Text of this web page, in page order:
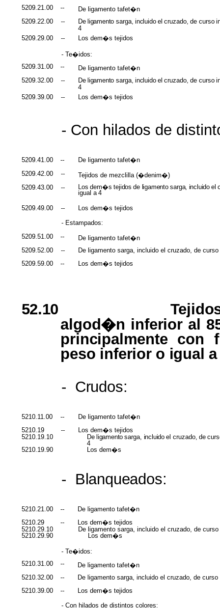
5209.21.00 --
De ligamento tafet�n
5209.22.00
-- De ligamento sarga, incluido el cruzado, de curso
4
5209.29.00
-- Los dem�s tejidos
- Te�idos:
5209.31.00
--
De ligamento tafet�n
5209.32.00
-- De ligamento sarga, incluido el cruzado, de curso
4
5209.39.00
-- Los dem�s tejidos
- Con hilados de
5209.41.00 --
De ligamento tafet�n
5209.42.00
--
Tejidos de mezclilla (�denim�)
5209.43.00
-- Los dem�s tejidos de ligamento sarga, incluido el
igual a 4
5209.49.00 -- Los dem�s tejidos
- Estampados:
5209.51.00 --
De ligamento tafet�n
5209.52.00
--
De ligamento sarga, incluido el cruzado, de
5209.59.00
-- Los dem�s tejidos
52.10
algod�n inferior al
principalmente con
peso inferior o igual a
- Crudos:
5210.11.00 --
De ligamento tafet�n
5210.19
--
Los dem�s tejidos
5210.19.10
De ligamento sarga, incluido el cruzado, de
4
5210.19.90
Los dem�s
- Blanqueados:
5210.21.00 --
De ligamento tafet�n
5210.29
--
Los dem�s tejidos
5210.29.10
De ligamento sarga, incluido el cruzado, de
5210.29.90
Los dem�s
- Te�idos:
5210.31.00
--
De ligamento tafet�n
5210.32.00
--
De ligamento sarga, incluido el cruzado, de
5210.39.00
-- Los dem�s tejidos
- Con hilados de distintos colores: